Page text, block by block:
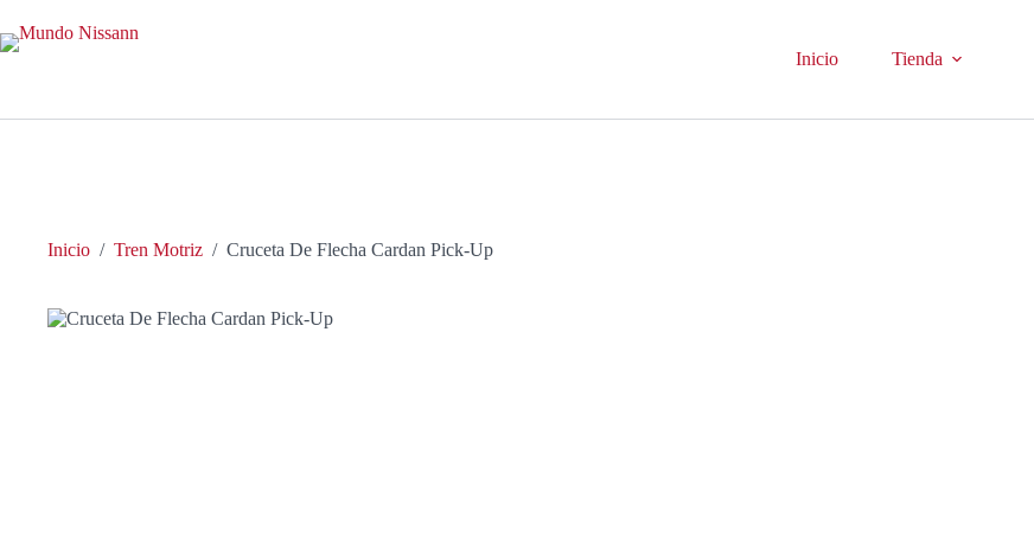
al
contenido
Inicio Tienda
Inicio / Tren Motriz / Cruceta De Flecha Cardan Pick-Up